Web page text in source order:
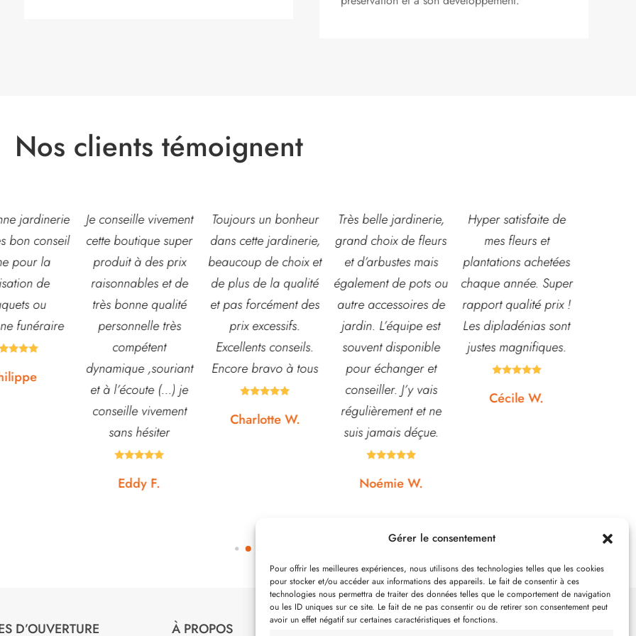
Gérer le consentement
Pour offrir les meilleures expériences, nous utilisons des technologies telles que les cookies
pour stocker et/ou accéder aux informations des appareils. Le fait de consentir à ces
technologies nous permettra de traiter des données telles que le comportement de navigation
ou les ID uniques sur ce site. Le fait de ne pas consentir ou de retirer son consentement peut
avoir un effet négatif sur certaines caractéristiques et fonctions.
Nos clients témoignent
vivement
super
à des prix
et de
qualité
très
,souriant
(...) je
Toujours un bonheur
dans cette jardinerie,
beaucoup de choix et
de plus de la qualité
et pas forcément des
prix excessifs.
Excellents conseils.
Encore bravo à tous

Charlotte W.
Très belle jardinerie,
grand choix de fleurs
et d’arbustes mais
également de pots ou
autre accessoires de
jardin. L’équipe est
souvent disponible
pour échanger et
conseiller. J’y vais
régulièrement et ne
Hyper satisfaite de
mes fleurs et
plantations achetées
chaque année. Super
rapport qualité prix !
Les dipladénias sont
justes magnifiques.

Cécile W.
Composition
magnifique pour le
baptême et le
mariage!
Bouquet mariée,
centre de table et
Bouquet table
d'honneur.
Rapport qualité-prix,
D’OUVERTURE À PROPOS SUIVEZ-NOUS